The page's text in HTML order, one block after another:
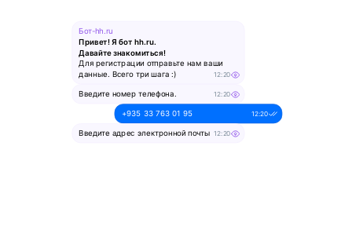
Бот-hh.ru
Привет! Я бот hh.ru.
Давайте знакомиться!
Для регистрации отправьте нам ваши
данные. Всего три шага :)
12:20
Введите номер телефона. 12:20
+935 33 763 01 95 12:20
Введите адрес электронной почты 12:20